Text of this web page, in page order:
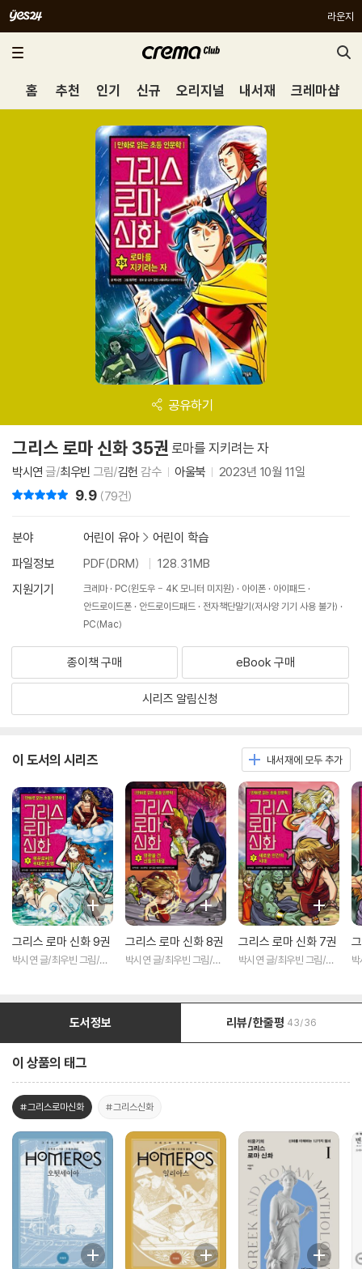
라운지
홈 추천 인기 신규 오리지널 내서재 크레마샵
공유하기
그리스 로마 신화 35권 로마를 지키려는 자
박시연 글/최우빈 그림/김헌 감수 아울북 2023년 10월 11일
9.9 (79건)
분야 어린이 유아> 어린이 학습
파일정보
PDF(DRM)
128.31MB
지원기기
크레마 PC(윈도우 - 4K 모니터 미지원) 아이폰
아이패드
안드로이드폰
안드로이드패드
전자책단말기(저사양 기기 사용 불가)
PC(Mac)
종이책 구매 eBook 구매
시리즈 알림신청
이 도서의 시리즈 내서재에 모두 추가
그리스 로마 신화 9권
박시연 글/최우빈 그림/김
그리스 로마 신화 8권
박시연 글/최우빈 그림/김
그리스 로마 신화 7권
박시연 글/최우빈 그림/김
도서정보 리뷰/한줄평 43/36
이 상품의 태그
#그리스로마신화 #그리스신화